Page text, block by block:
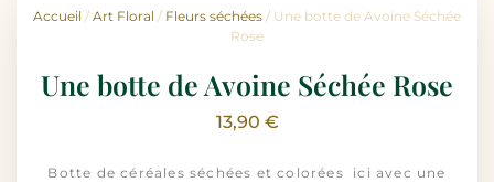
Accueil / Art Floral / Fleurs séchées / Une botte de Avoine Séchée
Rose
Une botte de Avoine Séchée Rose
13,90 €
Botte de céréales séchées et colorées ici avec une